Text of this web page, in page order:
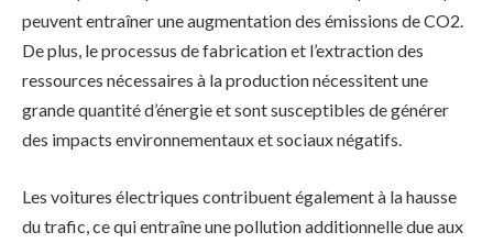
peuvent entraîner une augmentation des émissions de CO2.
De plus, le processus de fabrication et l’extraction des
ressources nécessaires à la production nécessitent une
grande quantité d’énergie et sont susceptibles de générer
des impacts environnementaux et sociaux négatifs.
Les voitures électriques contribuent également à la hausse
du trafic, ce qui entraîne une pollution additionnelle due aux